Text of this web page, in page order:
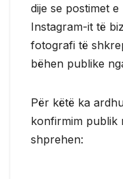
dije se postimet
Instagram-it të
fotografi të
bëhen publike
Për këtë ka
konfirmim publik
shprehen: